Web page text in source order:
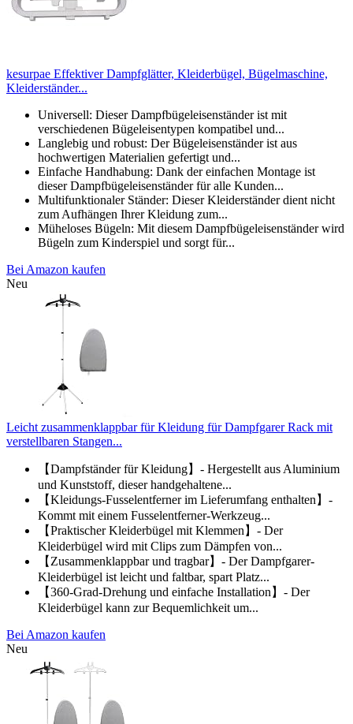
kesurpae Effektiver Dampfglätter, Kleiderbügel, Bügelmaschine,
Kleiderständer...
Universell: Dieser Dampfbügeleisenständer ist mit
verschiedenen Bügeleisentypen kompatibel und...
Langlebig und robust: Der Bügeleisenständer ist aus
hochwertigen Materialien gefertigt und...
Einfache Handhabung: Dank der einfachen Montage ist
dieser Dampfbügeleisenständer für alle Kunden...
Multifunktionaler Ständer: Dieser Kleiderständer dient nicht
zum Aufhängen Ihrer Kleidung zum...
Müheloses Bügeln: Mit diesem Dampfbügeleisenständer wird
Bügeln zum Kinderspiel und sorgt für...
Bei Amazon kaufen
Neu
Leicht zusammenklappbar für Kleidung für Dampfgarer Rack mit
verstellbaren Stangen...
【Dampfständer für Kleidung】- Hergestellt aus Aluminium
und Kunststoff, dieser handgehaltene...
【Kleidungs-Fusselentferner im Lieferumfang enthalten】-
Kommt mit einem Fusselentferner-Werkzeug...
【Praktischer Kleiderbügel mit Klemmen】- Der
Kleiderbügel wird mit Clips zum Dämpfen von...
【Zusammenklappbar und tragbar】- Der Dampfgarer-
Kleiderbügel ist leicht und faltbar, spart Platz...
【360-Grad-Drehung und einfache Installation】- Der
Kleiderbügel kann zur Bequemlichkeit um...
Bei Amazon kaufen
Neu